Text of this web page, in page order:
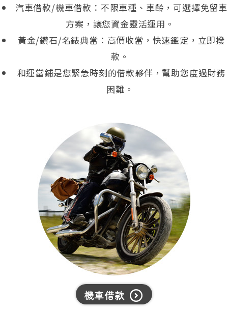
汽車借款/機車借款：不限車種、車齡，可選擇免留車
方案，讓您資金靈活運用。
黃金/鑽石/名錶典當：高價收當，快速鑑定，立即撥
款。
和運當鋪是您緊急時刻的借款夥伴，幫助您度過財務
困難。
機車借款